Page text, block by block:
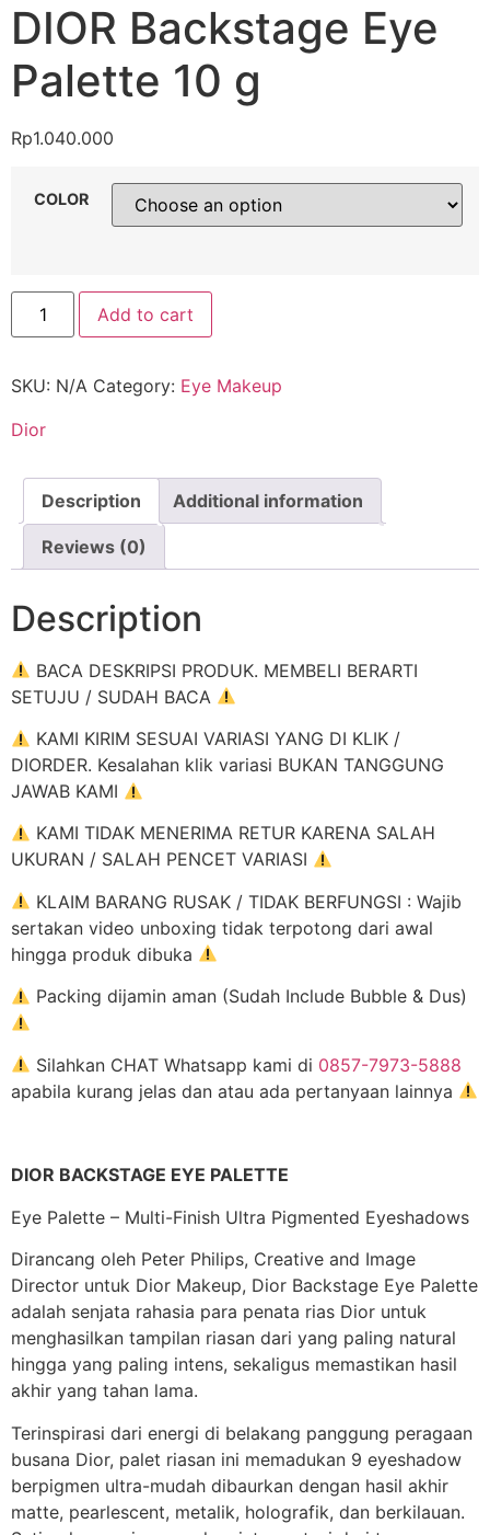
DIOR Backstage Eye
Palette 10 g
Rp1.040.000
COLOR
Add to cart
SKU: N/A Category: Eye Makeup
Dior
Description Additional information
Reviews (0)
Description
BACA DESKRIPSI PRODUK. MEMBELI BERARTI
SETUJU / SUDAH BACA
KAMI KIRIM SESUAI VARIASI YANG DI KLIK /
DIORDER. Kesalahan klik variasi BUKAN TANGGUNG
JAWAB KAMI
KAMI TIDAK MENERIMA RETUR KARENA SALAH
UKURAN / SALAH PENCET VARIASI
KLAIM BARANG RUSAK / TIDAK BERFUNGSI : Wajib
sertakan video unboxing tidak terpotong dari awal
hingga produk dibuka
Packing dijamin aman (Sudah Include Bubble & Dus)
Silahkan CHAT Whatsapp kami di 0857-7973-5888
apabila kurang jelas dan atau ada pertanyaan lainnya
DIOR BACKSTAGE EYE PALETTE
Eye Palette – Multi-Finish Ultra Pigmented Eyeshadows
Dirancang oleh Peter Philips, Creative and Image
Director untuk Dior Makeup, Dior Backstage Eye Palette
adalah senjata rahasia para penata rias Dior untuk
menghasilkan tampilan riasan dari yang paling natural
hingga yang paling intens, sekaligus memastikan hasil
akhir yang tahan lama.
Terinspirasi dari energi di belakang panggung peragaan
busana Dior, palet riasan ini memadukan 9 eyeshadow
berpigmen ultra-mudah dibaurkan dengan hasil akhir
matte, pearlescent, metalik, holografik, dan berkilauan.